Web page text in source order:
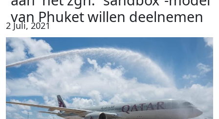
van Phuket willen deelnemen
2 Juli, 2021